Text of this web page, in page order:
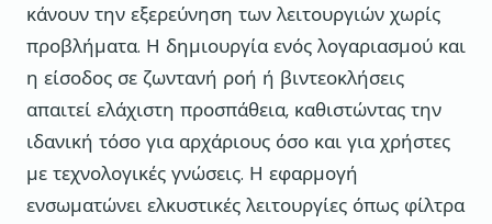
κάνουν την εξερεύνηση των λειτουργιών χωρίς
προβλήματα. Η δημιουργία ενός λογαριασμού και
η είσοδος σε ζωντανή ροή ή βιντεοκλήσεις
απαιτεί ελάχιστη προσπάθεια, καθιστώντας την
ιδανική τόσο για αρχάριους όσο και για χρήστες
με τεχνολογικές γνώσεις. Η εφαρμογή
ενσωματώνει ελκυστικές λειτουργίες όπως φίλτρα